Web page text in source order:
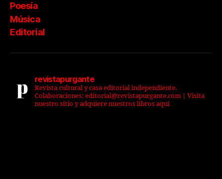
Poesía
Música
Editorial
revistapurgante
Revista cultural y casa editorial independiente.
Colaboraciones: editorial@revistapurgante.com | Visita
nuestro sitio y adquiere nuestros libros aquí